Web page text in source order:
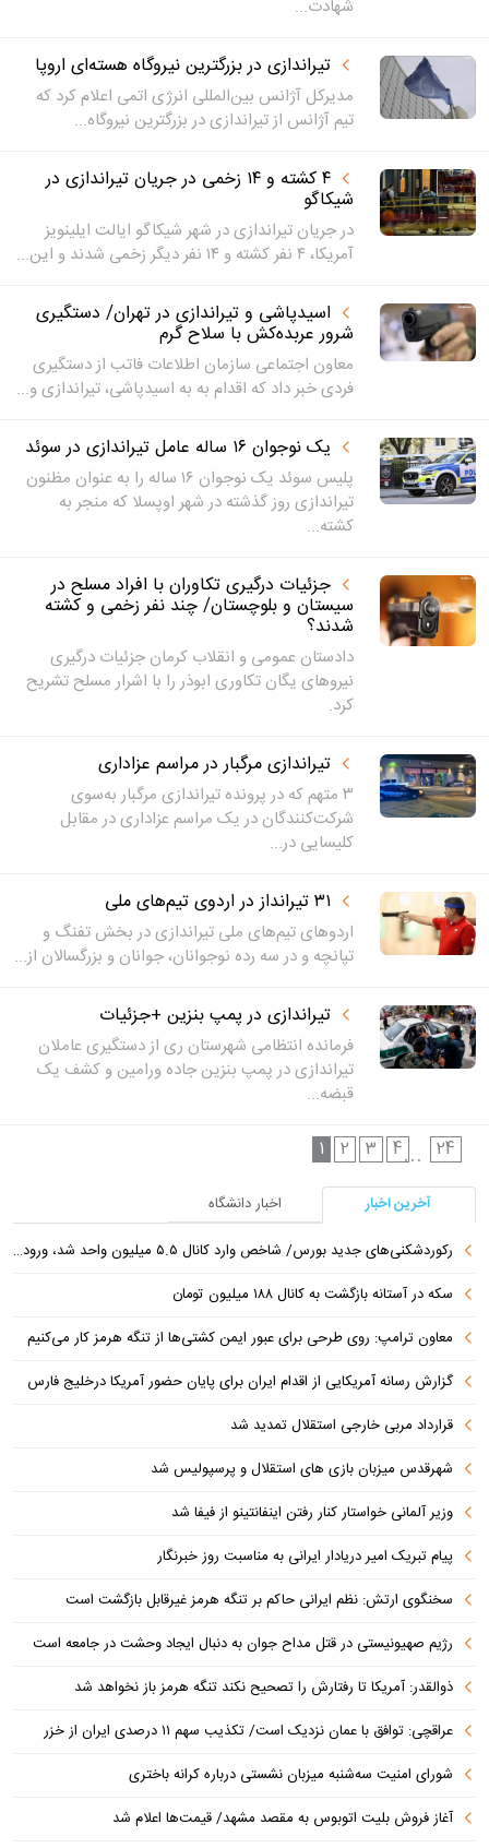
شهادت...
تیراندازی در بزرگترین نیروگاه هسته‌ای اروپا
مدیرکل آژانس بین‌المللی انرژی اتمی اعلام کرد که
تیم آژانس از تیراندازی در بزرگترین نیروگاه...
۴ کشته و ۱۴ زخمی در جریان تیراندازی در
شیکاگو
در جریان تیراندازی در شهر شیکاگو ایالت ایلینویز
آمریکا، ۴ نفر کشته و ۱۴ نفر دیگر زخمی شدند و این...
اسیدپاشی و تیراندازی در تهران/ دستگیری
شرور عربده‌کش با سلاح گرم
معاون اجتماعی سازمان اطلاعات فاتب از دستگیری
فردی خبر داد که اقدام به به اسیدپاشی، تیراندازی و...
یک نوجوان ۱۶ ساله عامل تیراندازی در سوئد
پلیس سوئد یک نوجوان ۱۶ ساله را به عنوان مظنون
تیراندازی روز گذشته در شهر اوپسلا که منجر به
کشته...
جزئیات درگیری تکاوران با افراد مسلح در
سیستان و بلوچستان/ چند نفر زخمی و کشته
شدند؟
دادستان عمومی و انقلاب کرمان جزئیات درگیری
نیروهای یگان تکاوری ابوذر را با اشرار مسلح تشریح
کرد.
تیراندازی مرگبار در مراسم عزاداری
۳ متهم که در پرونده تیراندازی مرگبار به‌سوی
شرکت‌کنندگان در یک مراسم عزاداری در مقابل
کلیسایی در...
۳۱ تیرانداز در اردوی تیم‌های ملی
اردوهای تیم‌های ملی تیراندازی در بخش تفنگ و
تپانچه و در سه رده نوجوانان، جوانان و بزرگسالان از...
تیراندازی در پمپ بنزین +جزئیات
فرمانده انتظامی شهرستان ری از دستگیری عاملان
تیراندازی در پمپ بنزین جاده ورامین و کشف یک
قبضه...
1
2 3 4... 24
آخرین اخبار
اخبار دانشگاه
رکوردشکنی‌های جدید بورس/ شاخص وارد کانال ۵.۵ میلیون واحد شد، ورود ۹ همت پول حقیقی
سکه در آستانه بازگشت به کانال ۱۸۸ میلیون تومان
معاون ترامپ: روی طرحی برای عبور ایمن کشتی‌ها از تنگه هرمز کار می‌کنیم
گزارش رسانه آمریکایی از اقدام ایران برای پایان حضور آمریکا درخلیج فارس
قرارداد مربی خارجی استقلال تمدید شد
شهرقدس میزبان بازی های استقلال و پرسپولیس شد
وزیر آلمانی خواستار کنار رفتن اینفانتینو از فیفا شد
پیام تبریک امیر دریادار ایرانی به مناسبت روز خبرنگار
سخنگوی ارتش: نظم ایرانی حاکم بر تنگه هرمز غیرقابل بازگشت است
رژیم صهیونیستی در قتل مداح جوان به دنبال ایجاد وحشت در جامعه است
ذوالقدر: آمریکا تا رفتارش را تصحیح نکند تنگه هرمز باز نخواهد شد
عراقچی: توافق با عمان نزدیک است/ تکذیب سهم ۱۱ درصدی ایران از خزر
شورای امنیت سه‌شنبه میزبان نشستی درباره کرانه باختری
آغاز فروش بلیت اتوبوس به مقصد مشهد/ قیمت‌ها اعلام شد